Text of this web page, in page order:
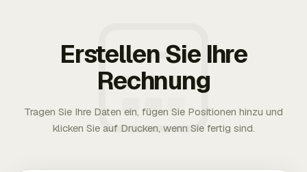
Erstellen Sie Ihre
Rechnung
Tragen Sie Ihre Daten ein, fügen Sie Positionen hinzu und
klicken Sie auf Drucken, wenn Sie fertig sind.